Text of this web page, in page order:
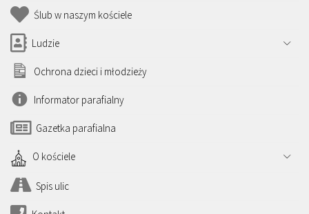
Ślub w naszym kościele
Ludzie
Ochrona dzieci i młodzieży
Informator parafialny
Gazetka parafialna
O kościele
Spis ulic